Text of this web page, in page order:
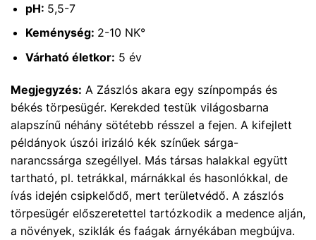
pH: 5,5-7
Keménység: 2-10 NK°
Várható életkor: 5 év
Megjegyzés: A Zászlós akara egy színpompás és
békés törpesügér. Kerekded testük világosbarna
alapszínű néhány sötétebb résszel a fejen. A kifejlett
példányok úszói irizáló kék színűek sárga-
narancssárga szegéllyel. Más társas halakkal együtt
tartható, pl. tetrákkal, márnákkal és hasonlókkal, de
ívás idején csipkelődő, mert területvédő. A zászlós
törpesügér előszeretettel tartózkodik a medence alján,
a növények, sziklák és faágak árnyékában megbújva.